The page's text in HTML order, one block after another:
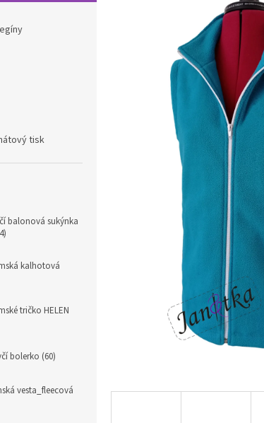
tisk
balonová sukýnka
kalhotová
tričko HELEN
bolerko (60)
vesta_fleecová